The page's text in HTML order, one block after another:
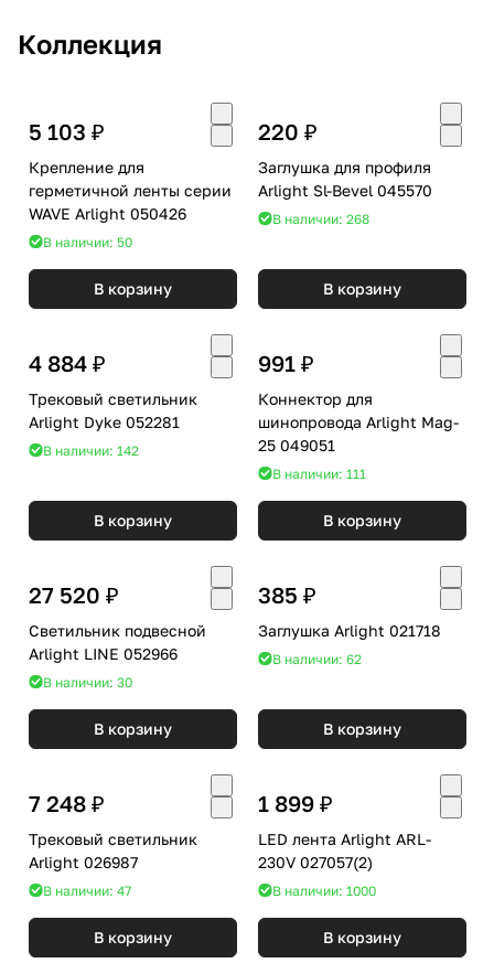
Коллекция
5 103 ₽
Крепление для
герметичной ленты серии
WAVE Arlight 050426
В наличии: 50
В корзину
220 ₽
Заглушка для профиля
Arlight Sl-Bevel 045570
В наличии: 268
В корзину
4 884 ₽
Трековый светильник
Arlight Dyke 052281
В наличии: 142
В корзину
991 ₽
Коннектор для
шинопровода Arlight Mag-
25 049051
В наличии: 111
В корзину
27 520 ₽
Светильник подвесной
Arlight LINE 052966
В наличии: 30
В корзину
385 ₽
Заглушка Arlight 021718
В наличии: 62
В корзину
7 248 ₽
Трековый светильник
Arlight 026987
В наличии: 47
В корзину
1 899 ₽
LED лента Arlight ARL-
230V 027057(2)
В наличии: 1000
В корзину